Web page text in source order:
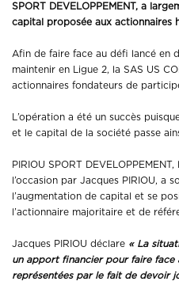
SPORT DEVELOPPEMENT, a
capital proposée aux actionnaires
Afin de faire face au défi lancé en
maintenir en Ligue 2, la SAS US
actionnaires fondateurs de
L’opération a été un succès
et le capital de la société passe
PIRIOU SPORT
l’occasion par Jacques PIRIOU, a
l’augmentation de capital et se
l’actionnaire majoritaire et de
Jacques PIRIOU déclare « La
un apport financier pour faire face
représentées par le fait de devoir